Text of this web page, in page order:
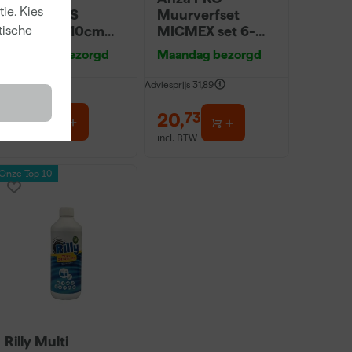
Kies
Economy S
Verfbak - 10cm
Roller - 15 x 32 cm
+ 5 inzetbakken
Maandag bezorgd
2,
incl. BTW
Muurverfset
MICMEX set 6-
delig
Maandag bezorgd
Adviesprijs 31,89
20,73
incl. BTW
Top 10
Rilly Multi